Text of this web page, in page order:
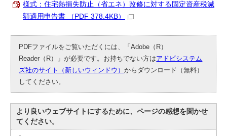
様式：住宅熱損失防止（省エネ）改修に対する固定資産税減
額適用申告書 （PDF 378.4KB）
PDFファイルをご覧いただくには、「Adobe（R）
Reader（R）」が必要です。お持ちでない方はアドビシステム
ズ社のサイト（新しいウィンドウ）からダウンロード（無料）
してください。
より良いウェブサイトにするために、ページの感想を聞かせ
てください。